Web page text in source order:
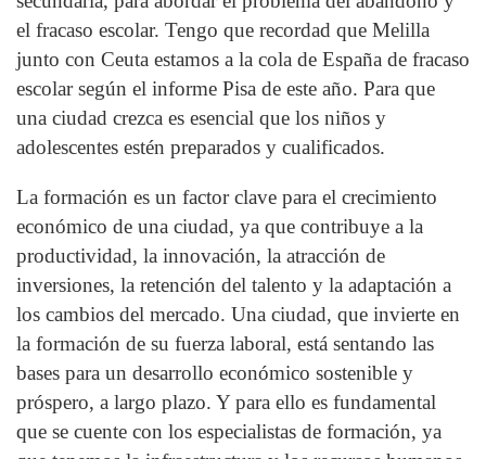
el fracaso escolar. Tengo que recordad que Melilla
junto con Ceuta estamos a la cola de España de fracaso
escolar según el informe Pisa de este año. Para que
una ciudad crezca es esencial que los niños y
adolescentes estén preparados y cualificados.
La formación es un factor clave para el crecimiento
económico de una ciudad, ya que contribuye a la
productividad, la innovación, la atracción de
inversiones, la retención del talento y la adaptación a
los cambios del mercado. Una ciudad, que invierte en
la formación de su fuerza laboral, está sentando las
bases para un desarrollo económico sostenible y
próspero, a largo plazo. Y para ello es fundamental
que se cuente con los especialistas de formación, ya